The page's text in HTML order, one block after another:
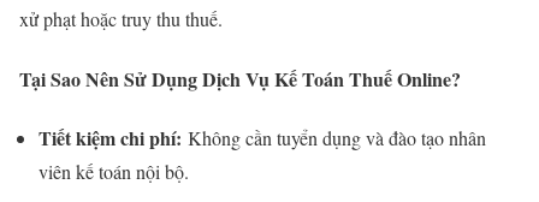
xử phạt hoặc truy thu thuế.
Tại Sao Nên Sử Dụng Dịch Vụ Kế Toán Thuế Online?
Tiết kiệm chi phí: Không cần tuyển dụng và đào tạo nhân
viên kế toán nội bộ.